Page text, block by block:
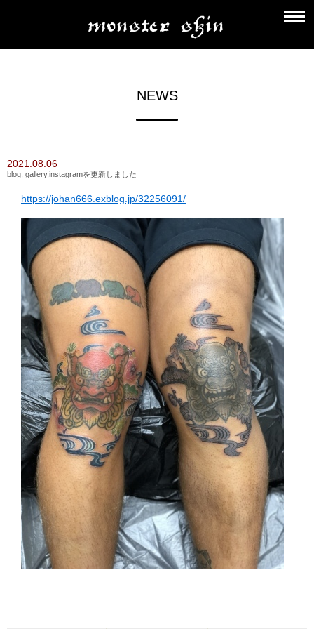
NEWS
2021.08.06
blog, gallery,instagramを更新しました
https://johan666.exblog.jp/32256091/